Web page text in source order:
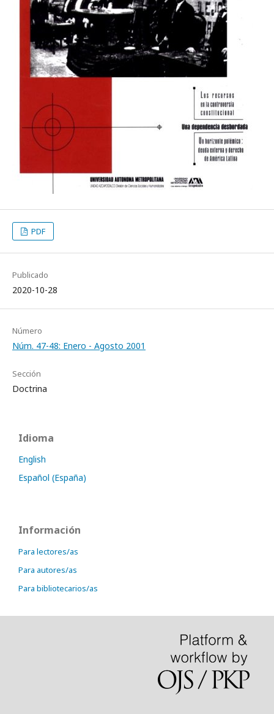
PDF
Publicado
2020-10-28
Número
Núm. 47-48: Enero - Agosto 2001
Sección
Doctrina
Idioma
English
Español (España)
Información
Para lectores/as
Para autores/as
Para bibliotecarios/as